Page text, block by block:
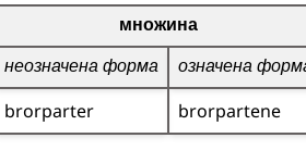
множина
неозначена форма
означена
brorparter brorpartene